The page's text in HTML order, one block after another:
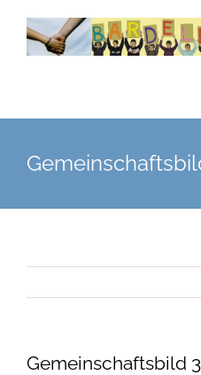
Zum
Inhalt
Gemeinschaftsbild